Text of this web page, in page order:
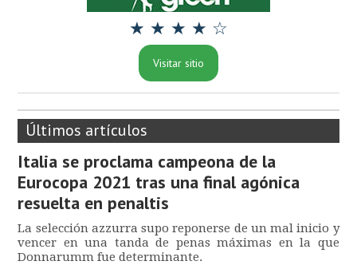
★ ★ ★ ★ ☆
Visitar sitio
Últimos artículos
Italia se proclama campeona de la
Eurocopa 2021 tras una final agónica
resuelta en penaltis
La selección azzurra supo reponerse de un mal inicio y
vencer en una tanda de penas máximas en la que
Donnarumm fue determinante.